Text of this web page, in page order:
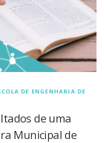
DE ENGENHARIA DE
de uma
Municipal de